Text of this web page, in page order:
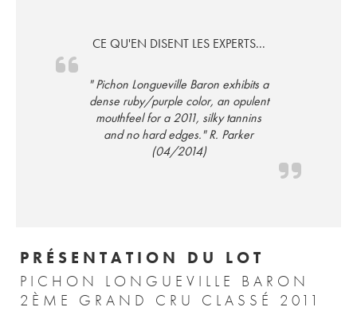
CE QU'EN DISENT LES EXPERTS...
" Pichon Longueville Baron exhibits a
dense ruby/purple color, an opulent
mouthfeel for a 2011, silky tannins
and no hard edges." R. Parker
(04/2014)
PRÉSENTATION DU LOT
PICHON LONGUEVILLE BARON
2ÈME GRAND CRU CLASSÉ 2011